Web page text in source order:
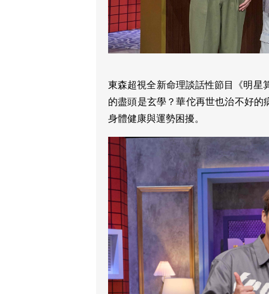
東森超視全新命理談話性節目《明星
的盡頭是玄學？華佗再世也治不好
身體健康與運勢困擾。